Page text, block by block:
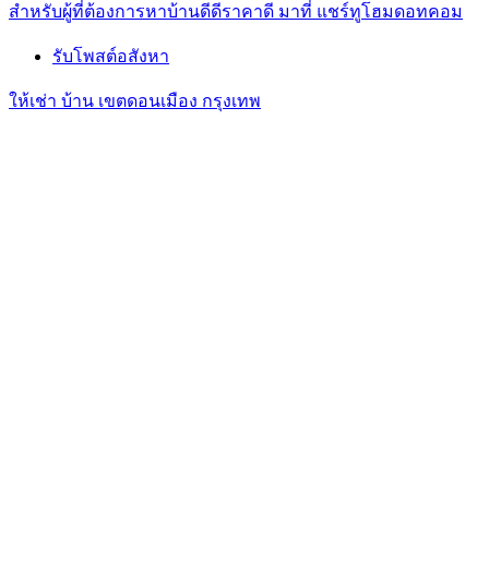
สำหรับผู้ที่ต้องการหาบ้านดีดีราคาดี มาที่ แชร์ทูโฮมดอทคอม
รับโพสต์อสังหา
ให้เช่า บ้าน เขตดอนเมือง กรุงเทพ